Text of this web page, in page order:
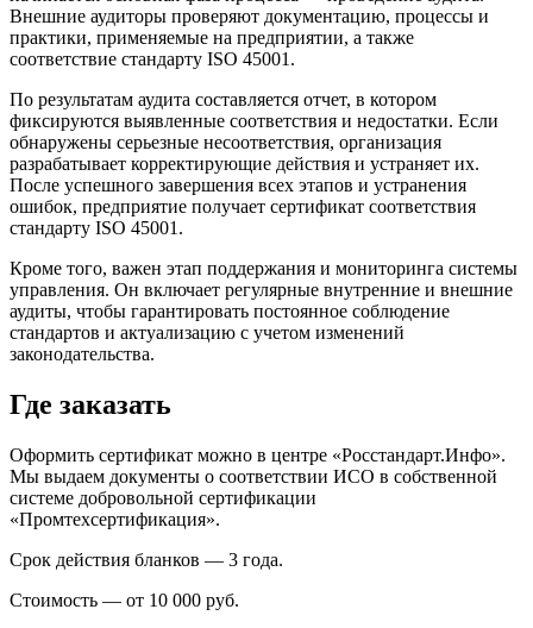
Внешние аудиторы проверяют документацию, процессы и
практики, применяемые на предприятии, а также
соответствие стандарту ISO 45001.
По результатам аудита составляется отчет, в котором
фиксируются выявленные соответствия и недостатки. Если
обнаружены серьезные несоответствия, организация
разрабатывает корректирующие действия и устраняет их.
После успешного завершения всех этапов и устранения
ошибок, предприятие получает сертификат соответствия
стандарту ISO 45001.
Кроме того, важен этап поддержания и мониторинга системы
управления. Он включает регулярные внутренние и внешние
аудиты, чтобы гарантировать постоянное соблюдение
стандартов и актуализацию с учетом изменений
законодательства.
Где заказать
Оформить сертификат можно в центре «Росстандарт.Инфо».
Мы выдаем документы о соответствии ИСО в собственной
системе добровольной сертификации
«Промтехсертификация».
Срок действия бланков — 3 года.
Стоимость — от 10 000 руб.